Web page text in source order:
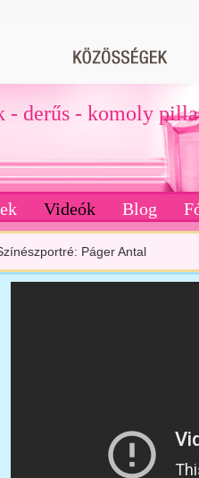
- derűs - komoly
Videók Blog
Páger Antal